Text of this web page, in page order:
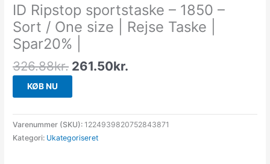
ID Ripstop sportstaske – 1850 –
Sort / One size | Rejse Taske |
Spar20% |
326.88kr. 261.50kr.
KØB NU
Varenummer (SKU): 1224939820752843871
Kategori: Ukategoriseret